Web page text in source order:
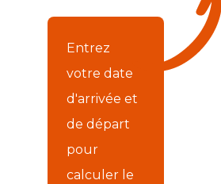
Entrez
votre date
d'arrivée et
de départ
pour
calculer le